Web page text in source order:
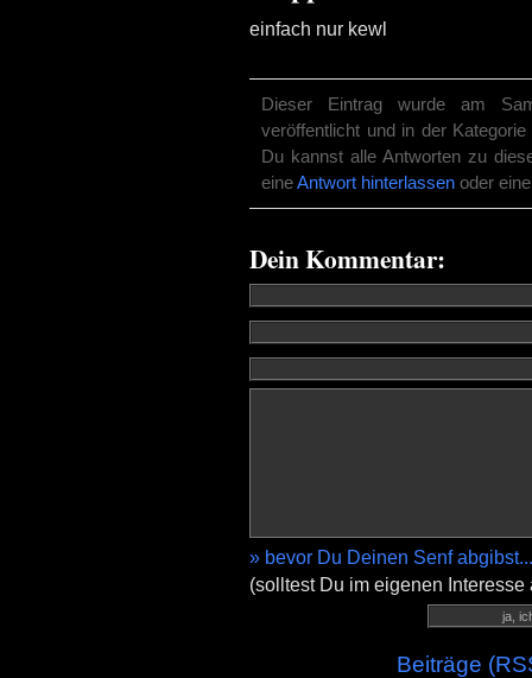
einfach nur kewl
Dieser Eintrag wurde am
veröffentlicht und in der Kategorie
Du kannst alle Antworten zu
eineAntwort hinterlassen oder
Dein Kommentar:
» bevor Du Deinen Senf abgibst...
(solltest Du im eigenen
Beiträge